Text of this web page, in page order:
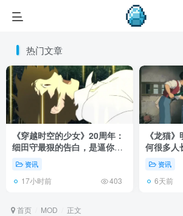
热门文章
《穿越时空的少女》20周年：
细田守最狠的告白，是逼你承
认有些夏天回不去了！
资讯
17小时前 403
《龙猫
何很多人
本不在
资讯
6天前
首页 MOD 正文